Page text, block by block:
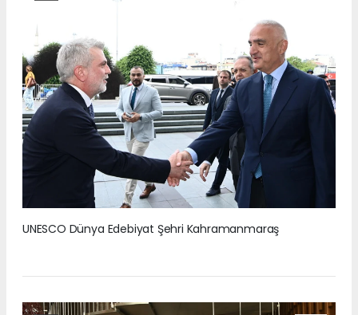
UNESCO Dünya Edebiyat Şehri Kahramanmaraş